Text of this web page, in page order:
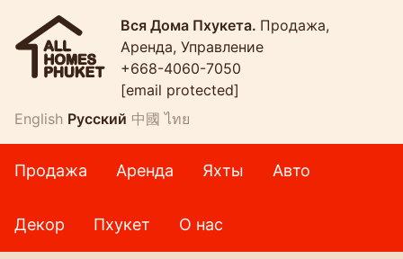
Вся Дома Пхукета. Продажа,
Аренда, Управление
+668-4060-7050
[email protected]
English Русский 中國 ไทย
Продажа Аренда Яхты Авто
Декор Пхукет О нас